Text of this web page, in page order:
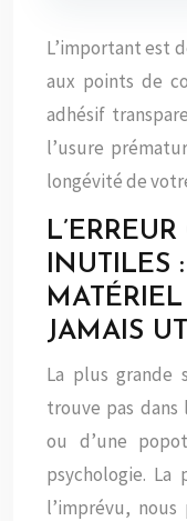
L’important est
aux points de
adhésif
l’usure
longévité de
INUTILES
JAMAIS
La plus grande
trouve pas dans
ou d’une
psychologie. La
l’imprévu,